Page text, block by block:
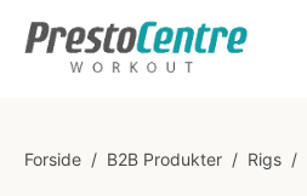
Forside / B2B Produkter / Rigs /